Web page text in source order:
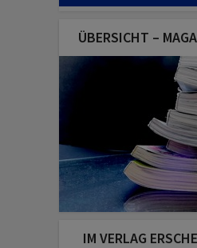
ÜBERSICHT –
IM VERLAG